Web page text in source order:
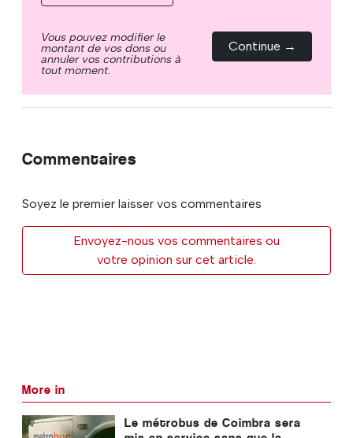
Vous pouvez modifier le
montant de vos dons ou
annuler vos contributions à
tout moment.
Continue →
Commentaires
Soyez le premier laisser vos commentaires
Envoyez-nous vos commentaires ou
votre opinion sur cet article.
More in
Le métrobus de Coimbra sera